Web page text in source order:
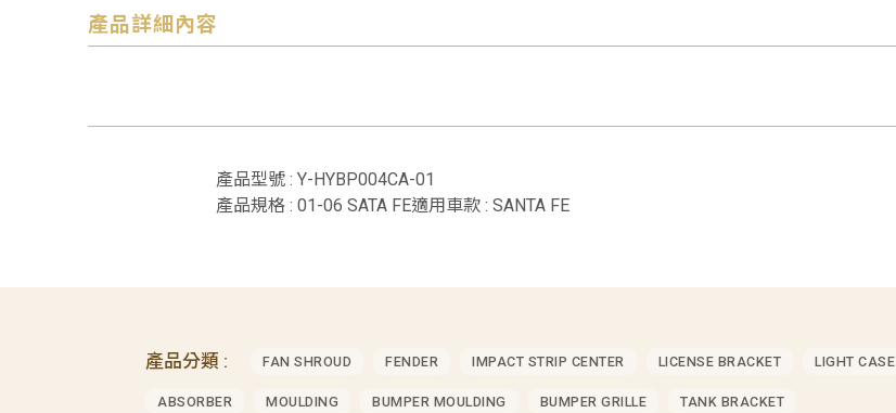
產品詳細內容
產品型號 : Y-HYBP004CA-01
產品規格 : 01-06 SATA FE適用車款 : SANTA FE
產品分類 : FAN SHROUD FENDER IMPACT STRIP CENTER LICENSE BRACKET LIGHT CASE
ABSORBER MOULDING BUMPER MOULDING BUMPER GRILLE TANK BRACKET